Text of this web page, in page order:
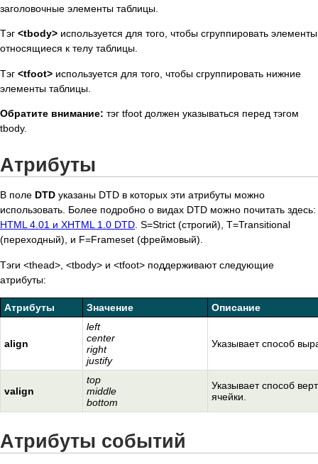
заголовочные элементы таблицы.
Тэг <tbody> используется для того, чтобы сгруппировать элементы
относящиеся к телу таблицы.
Тэг <tfoot> используется для того, чтобы сгруппировать нижние
элементы таблицы.
Обратите внимание: тэг tfoot должен указываться перед тэгом
tbody.
Атрибуты
В поле DTD указаны DTD в которых эти атрибуты можно
использовать. Более подробно о видах DTD можно почитать здесь:
HTML 4.01 и XHTML 1.0 DTD . S=Strict (строгий), T=Transitional
(переходный), и F=Frameset (фреймовый).
Тэги <thead>, <tbody> и <tfoot> поддерживают следующие
атрибуты:
Атрибуты Значение Описание
align
left
center
right
justify
Указывает способ
valign
top
middle
bottom
Указывает способ
ячейки.
Атрибуты событий